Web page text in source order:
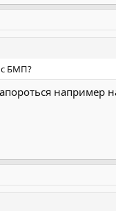
с БМП?
например